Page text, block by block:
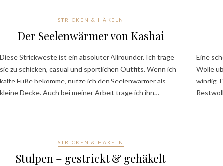
STRICKEN & HÄKELN
Der Seelenwärmer von Kashai
Diese Strickweste ist ein absoluter Allrounder. Ich trage
sie zu schicken, casual und sportlichen Outfits. Wenn ich
kalte Füße bekomme, nutze ich den Seelenwärmer als
kleine Decke. Auch bei meiner Arbeit trage ich ihn…
Eine
Wolle
windig.
STRICKEN & HÄKELN
Stulpen – gestrickt & gehäkelt